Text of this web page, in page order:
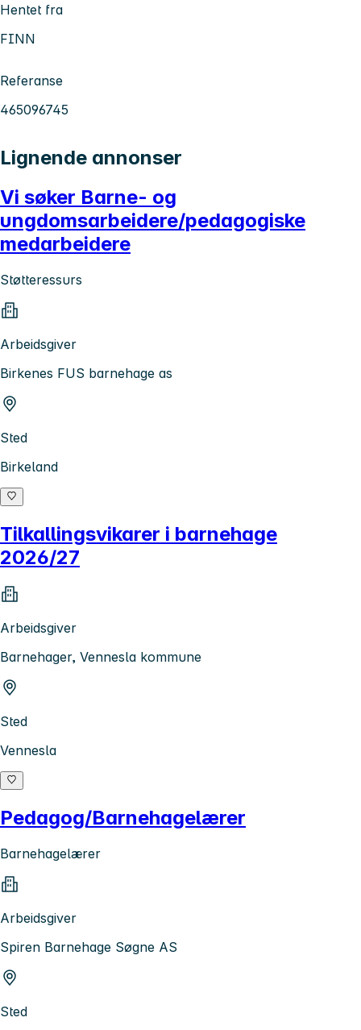
Hentet fra
FINN
Referanse
465096745
Lignende annonser
Vi søker Barne- og
ungdomsarbeidere/pedagogiske
medarbeidere
Støtteressurs
Arbeidsgiver
Birkenes FUS barnehage as
Sted
Birkeland
Tilkallingsvikarer i barnehage
2026/27
Arbeidsgiver
Barnehager, Vennesla kommune
Sted
Vennesla
Pedagog/Barnehagelærer
Barnehagelærer
Arbeidsgiver
Spiren Barnehage Søgne AS
Sted